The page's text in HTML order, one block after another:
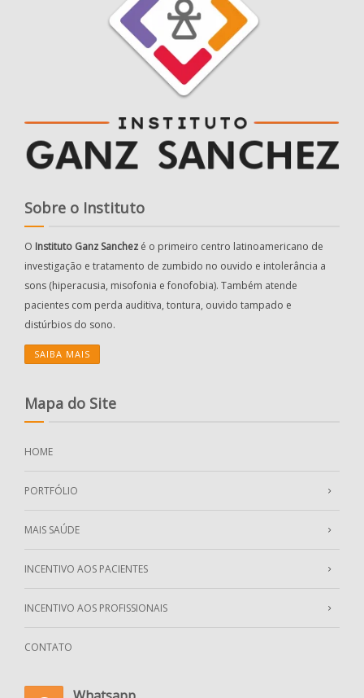
Sobre o Instituto
O Instituto Ganz Sanchez é o primeiro centro latinoamericano de
investigação e tratamento de zumbido no ouvido e intolerância a
sons (hiperacusia, misofonia e fonofobia). Também atende
pacientes com perda auditiva, tontura, ouvido tampado e
distúrbios do sono.
SAIBA MAIS
Mapa do Site
HOME
PORTFÓLIO
MAIS SAÚDE
INCENTIVO AOS PACIENTES
INCENTIVO AOS PROFISSIONAIS
CONTATO